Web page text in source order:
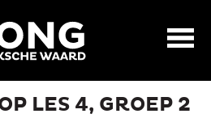
LES 4, GROEP 2